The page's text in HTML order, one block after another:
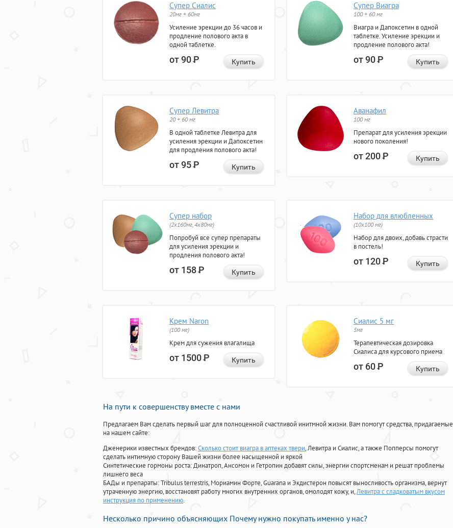
Супер Сиалис
20мг + 60мг
Усиление эрекции до 36 часов и
продление полового акта в
одной таблетке.
от 90Р Купить
Супер Виагра
100 + 60 мг
Виагра и Дапоксетин в одной
таблетке. Усиление эрекции и
продление полового акта!
от 90Р Купить
Супер Левитра
20 + 60 мг
В одной таблетке Левитра для
усиления эрекции и Дапоксетин
для продления полового акта!
от 95Р Купить
Аванафил
100 мг
Препарат для усиления эрекции
нового поколения!
от 200Р Купить
Супер набор
(2х160мг, 4х80мг)
Попробуй все супер препараты
для усиления эрекции и
продления полового акта!
от 158Р Купить
Набор для влюбленных
(10х100 мг)
Набор для двоих, добавь страсти
в постель!
от 120Р Купить
Крем Naron
(100 мг)
Крем для сужения влагалища
от 1500Р Купить
Сиалис 5 мг
5мг
Терапевтическая дозировка
Сиалиса для курсового приема
от 60Р Купить
На пути к совершенству вместе с нами
Предлагаем Вам сделать первый шаг для полноценной счастливой инитмной жизни. Вам помогут средства, придагаемые
на нашем сайте:
Дженерики известных брендов:Сколько стоит виагра в аптеках твери, Левитра и Сиалис, а также Попперсы помогут
сделать интимную сторону Вашей жизни более насыщенной и яркой
Синтетические гормоны роста: Динатроп, Ансомон и Гетропин добавят силы, энергии спортсменам и решат проблемы
лишнего веса
БАДы и препараты:Tribulus terrestris, Мориамин Форте, Guarana и Экдистерон повысят выносливость организма, вернут
утраченную энергию, восстановят работу многих внутренних органов, омолодят кожу, и,Левитра с сладковатым вкусом
инструкция по применению.
Несколько причино объясняющих Почему нужно покупать именно у нас?